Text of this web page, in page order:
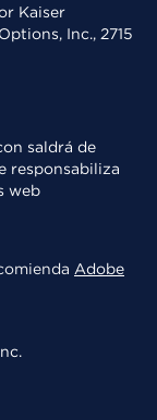
Kaiser
Inc., 2715
saldrá de
responsabiliza
web
Adobe